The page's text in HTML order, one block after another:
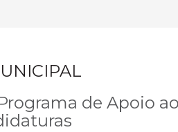
de Apoio